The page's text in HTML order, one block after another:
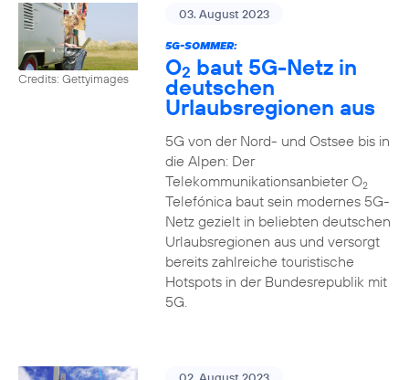
Credits: Gettyimages
03. August 2023
5G-SOMMER:
O2 baut 5G-Netz in
deutschen
Urlaubsregionen aus
5G von der Nord- und Ostsee bis in
die Alpen: Der
Telekommunikationsanbieter O2
Telefónica baut sein modernes 5G-
Netz gezielt in beliebten deutschen
Urlaubsregionen aus und versorgt
bereits zahlreiche touristische
Hotspots in der Bundesrepublik mit
5G.